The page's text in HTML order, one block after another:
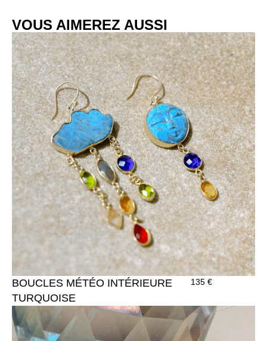
VOUS AIMEREZ AUSSI
BOUCLES MÉTÉO INTÉRIEURE
TURQUOISE
135 €